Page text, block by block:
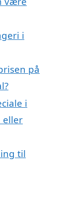
i
på
i
eller
til